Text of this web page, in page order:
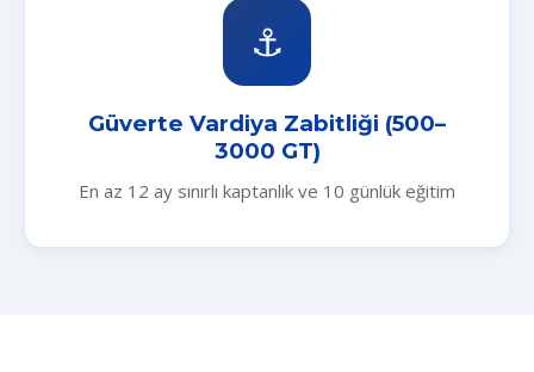
⚓
Güverte Vardiya Zabitliği (500–
3000 GT)
En az 12 ay sınırlı kaptanlık ve 10 günlük eğitim